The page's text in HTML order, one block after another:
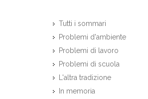
Tutti i sommari
Problemi d'ambiente
Problemi di lavoro
Problemi di scuola
L'altra tradizione
In memoria